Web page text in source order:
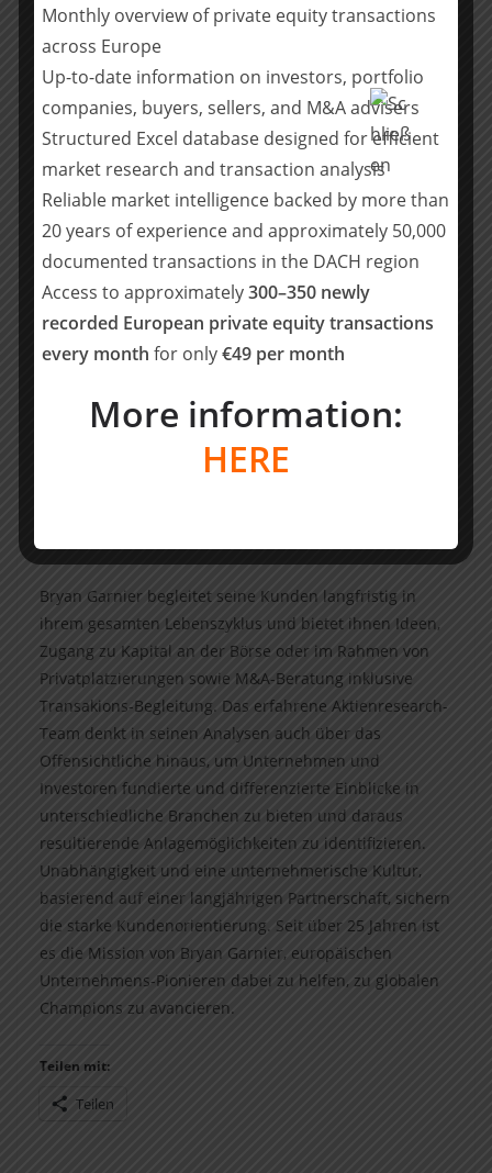
Über Bryan, Garnier & Co
Bryan Garnier ist die weltweit führende unabhängige
Full-Service-Investmentbank für europäische
Technologie- und Healthcare- Unternehmen und ihre
Investoren. Die Kunden profitieren vom tiefgreifenden
technologischen Know-how in strategisch relevanten
Sektoren und den engen Beziehungen von Bryan
Garnier zu Investoren – von Private Equity und Venture
Capital bis hin zu institutionellen Anlegern in den USA,
Europa und Asien.
schnelllebigen Sektoren tätig: Viele von ihnen haben
auf zentrale Themen, wie etwa die Lösung von
Bryan Garnier begleitet seine Kunden langfristig in
ihrem gesamten Lebenszyklus und bietet ihnen Ideen,
Zugang zu Kapital an der Börse oder im Rahmen von
Privatplatzierungen sowie M&A-Beratung inklusive
Transakions-Begleitung. Das erfahrene Aktienresearch-
Team denkt in seinen Analysen auch über das
Offensichtliche hinaus, um Unternehmen und
Investoren fundierte und differenzierte Einblicke in
unterschiedliche Branchen zu bieten und daraus
resultierende Anlagemöglichkeiten zu identifizieren.
Unabhängigkeit und eine unternehmerische Kultur,
basierend auf einer langjährigen Partnerschaft, sichern
die starke Kundenorientierung. Seit über 25 Jahren ist
es die Mission von Bryan Garnier, europäischen
Unternehmens-Pionieren dabei zu helfen, zu globalen
Champions zu avancieren.
Teilen mit:
Teilen
Monthly overview of private equity transactions
across Europe
Up-to-date information on investors, portfolio
companies, buyers, sellers, and M&A advisers
Structured Excel database designed for efficient
market research and transaction analysis
Reliable market intelligence backed by more than
20 years of experience and approximately 50,000
documented transactions in the DACH region
Access to approximately300–350 newly
recorded European private equity transactions
every month for only€49 per month
More information:
HERE